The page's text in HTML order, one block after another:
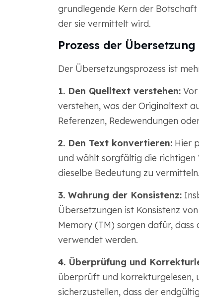
grundlegende Kern der
der sie vermittelt wird.
Prozess der Übersetzung
Der Übersetzungsprozess ist
1. Den Quelltext verstehen:Vor
verstehen, was der Originaltext
Referenzen, Redewendungen
2. Den Text konvertieren:Hier
und wählt sorgfältig die richtigen
dieselbe Bedeutung zu vermitteln.
3. Wahrung der Konsistenz:
Übersetzungen ist Konsistenz
Memory (TM) sorgen dafür,
verwendet werden.
4. Überprüfung und
überprüft und korrekturgelesen,
sicherzustellen, dass der